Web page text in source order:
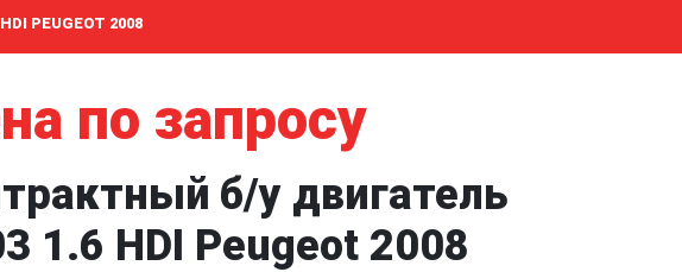
PEUGEOT 2008
по запросу
б/у двигатель
1.6 HDI Peugeot 2008